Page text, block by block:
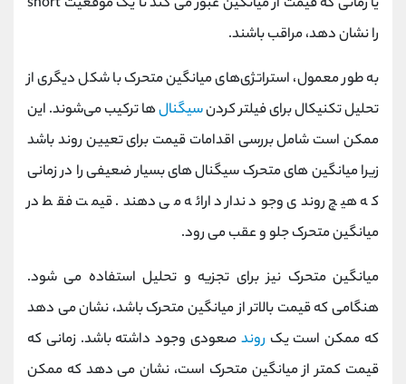
را نشان دهد، مراقب باشند.
به طور معمول، استراتژی‌های میانگین متحرک با شکل دیگری از
تحلیل تکنیکال برای فیلتر کردنسیگنال‌ها ترکیب می‌شوند. این
ممکن است شامل بررسی اقدامات قیمت برای تعیین روند باشد
زیرا میانگین های متحرک سیگنال های بسیار ضعیفی را در زمانی
که هیچ روندی وجود ندارد ارائه می دهند. قیمت فقط در
میانگین متحرک جلو و عقب می رود.
میانگین متحرک نیز برای تجزیه و تحلیل استفاده می شود.
هنگامی که قیمت بالاتر از میانگین متحرک باشد، نشان می دهد
که ممکن است یک روند صعودی وجود داشته باشد. زمانی که
قیمت کمتر از میانگین متحرک است، نشان می دهد که ممکن